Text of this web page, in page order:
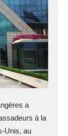
a
à la
Unis, au